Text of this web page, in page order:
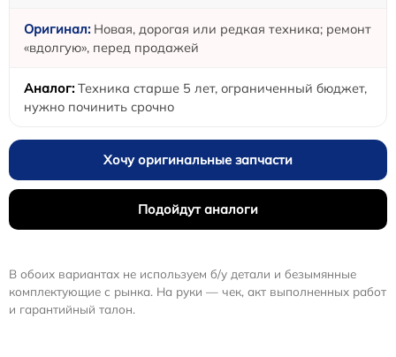
Новая, дорогая или редкая техника; ремонт
«вдолгую», перед продажей
Техника старше 5 лет, ограниченный бюджет,
нужно починить срочно
Хочу оригинальные запчасти
Подойдут аналоги
В обоих вариантах не используем б/у детали и безымянные
комплектующие с рынка. На руки — чек, акт выполненных работ
и гарантийный талон.